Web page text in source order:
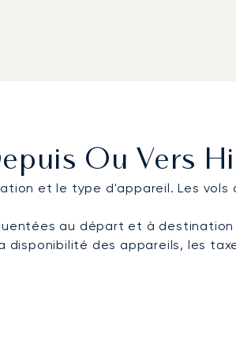
Ou Vers
et le type d'appareil. Les vols
au départ et à destination
disponibilité des appareils, les